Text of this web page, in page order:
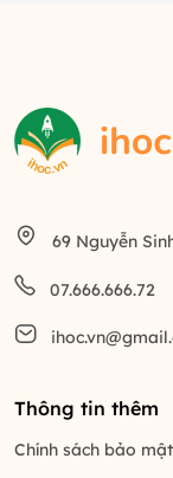
69 Nguyễn
07.666.666.72
Thông tin thêm
Chính sách bảo mật